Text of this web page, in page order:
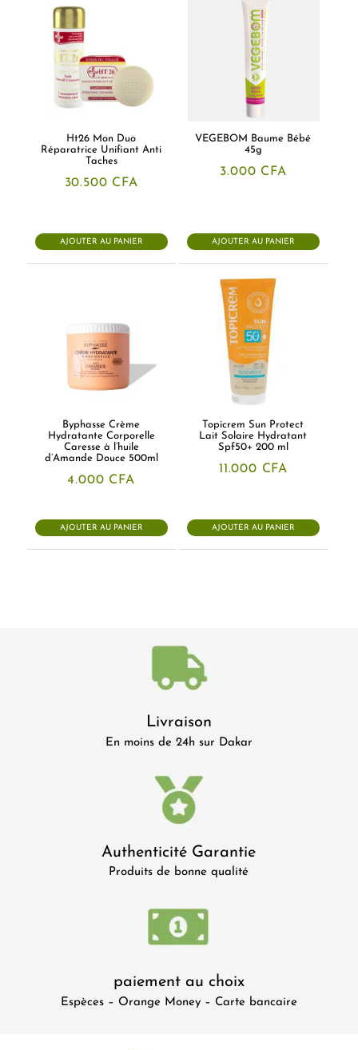
Ht26 Mon Duo
Réparatrice Unifiant Anti
Taches
30.500 CFA
AJOUTER AU PANIER
VEGEBOM Baume Bébé
45g
3.000 CFA
AJOUTER AU PANIER
Byphasse Crème
Hydratante Corporelle
Caresse à l’huile
d’Amande Douce 500ml
4.000 CFA
AJOUTER AU PANIER
Topicrem Sun Protect
Lait Solaire Hydratant
Spf50+ 200 ml
11.000 CFA
AJOUTER AU PANIER
Livraison
En moins de 24h sur Dakar
Authenticité Garantie
Produits de bonne qualité
paiement au choix
Espèces – Orange Money – Carte bancaire